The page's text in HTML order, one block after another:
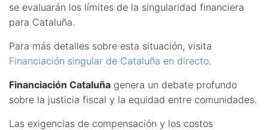
se evaluarán los límites de la singularidad financiera
para Cataluña.
Para más detalles sobre esta situación, visita
Financiación singular de Cataluña en directo.
Financiación Cataluña genera un debate profundo
sobre la justicia fiscal y la equidad entre comunidades.
Las exigencias de compensación y los costos